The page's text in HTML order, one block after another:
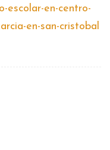
escolar-en-centro-
en-san-cristobal